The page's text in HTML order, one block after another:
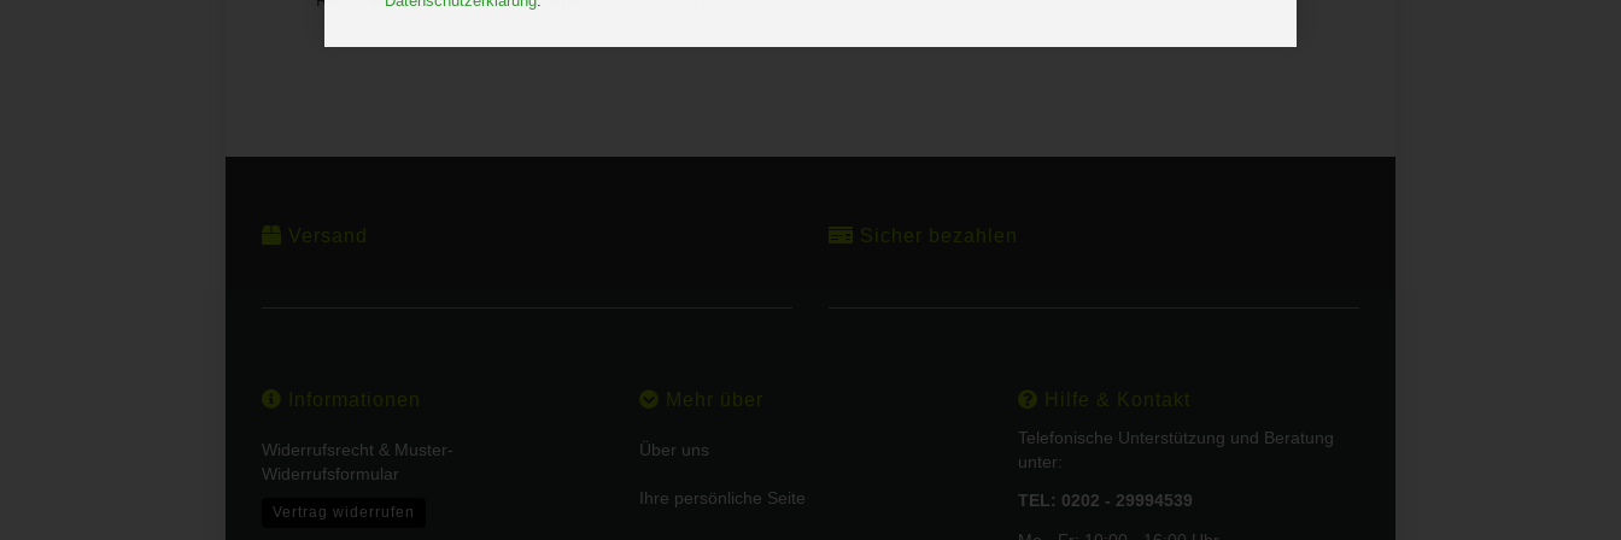
Versand Sicher bezahlen
Informationen
Widerrufsrecht & Muster-
Widerrufsformular
Vertrag widerrufen
Mehr über
Über uns
Ihre persönliche Seite
Hilfe & Kontakt
Telefonische Unterstützung und Beratung
unter:
TEL: 0202 - 29994539